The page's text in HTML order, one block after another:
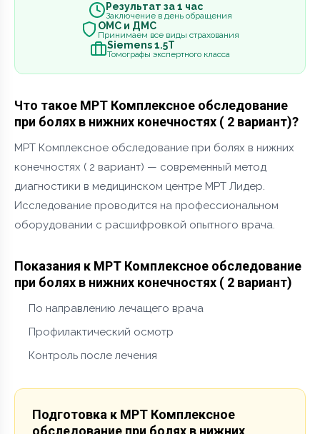
Результат за 1 час
Заключение в день обращения
ОМС и ДМС
Принимаем все виды страхования
Siemens 1.5Т
Томографы экспертного класса
Что такое МРТ Комплексное обследование
при болях в нижних конечностях ( 2 вариант)?
МРТ Комплексное обследование при болях в нижних
конечностях ( 2 вариант) — современный метод
диагностики в медицинском центре МРТ Лидер.
Исследование проводится на профессиональном
оборудовании с расшифровкой опытного врача.
Показания к МРТ Комплексное обследование
при болях в нижних конечностях ( 2 вариант)
По направлению лечащего врача
Профилактический осмотр
Контроль после лечения
Подготовка к МРТ Комплексное
обследование при болях в нижних